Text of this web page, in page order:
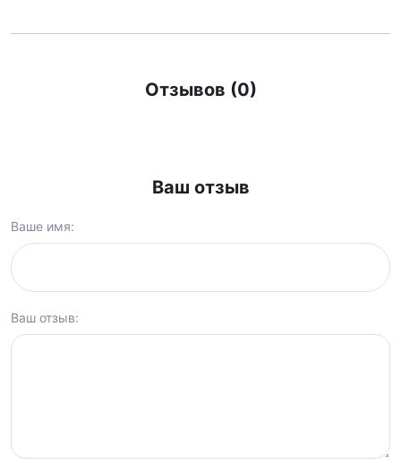
Отзывов (0)
Ваш отзыв
Ваше имя:
Ваш отзыв: